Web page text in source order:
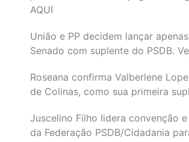
AQUI
União e PP decidem lançar
Senado com suplente do PSDB.
Roseana confirma Valberlene
de Colinas, como sua primeira
Juscelino Filho lidera convenção
da Federação PSDB/Cidadania